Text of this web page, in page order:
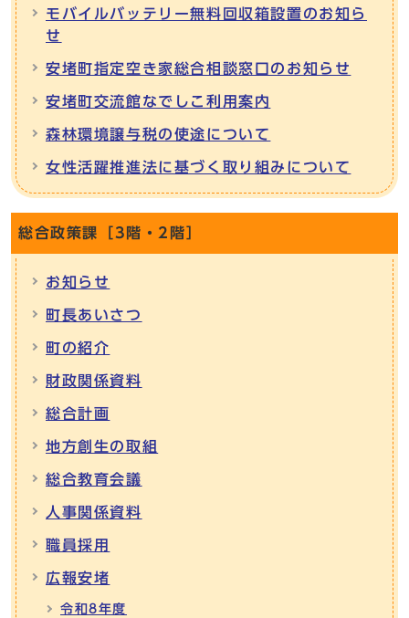
モバイルバッテリー無料回収箱設置のお知ら
せ
安堵町指定空き家総合相談窓口のお知らせ
安堵町交流館なでしこ利用案内
森林環境譲与税の使途について
女性活躍推進法に基づく取り組みについて
総合政策課［3階・2階］
お知らせ
町長あいさつ
町の紹介
財政関係資料
総合計画
地方創生の取組
総合教育会議
人事関係資料
職員採用
広報安堵
令和8年度